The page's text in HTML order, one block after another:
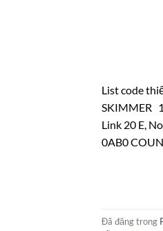
List code
SKIMMER
Link 20 E,
0AB0
Đã đăng trong